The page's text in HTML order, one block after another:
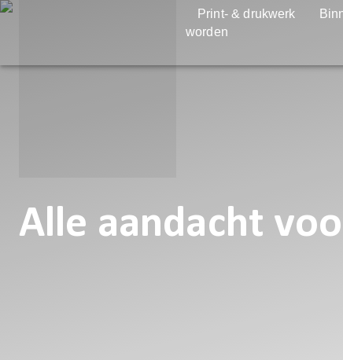
Print- & drukwerk
worden
Alle aandacht